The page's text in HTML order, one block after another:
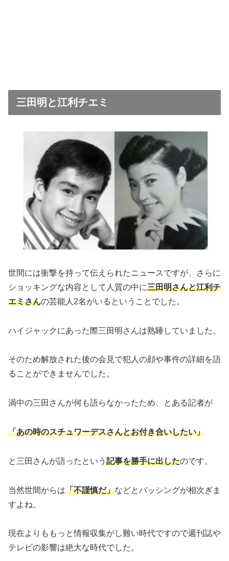
三田明と江利チエミ
世間には衝撃を持って伝えられたニュースですが、さらに
ショッキングな内容として人質の中に三田明さんと江利チ
エミさんの芸能人2名がいるということでした。
ハイジャックにあった際三田明さんは熟睡していました。
そのため解放された後の会見で犯人の顔や事件の詳細を語
ることができませんでした。
渦中の三田さんが何も語らなかったため、とある記者が
「あの時のスチュワーデスさんとお付き合いしたい」
と三田さんが語ったという 記事を勝手に出したのです。
当然世間からは「不謹慎だ」などとバッシングが相次ぎま
すよね。
現在よりももっと情報収集がし難い時代ですので週刊誌や
テレビの影響は絶大な時代でした。